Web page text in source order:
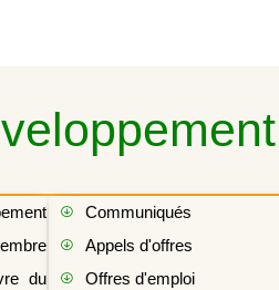
du
Communiqués
Appels d'offres
Offres d'emploi